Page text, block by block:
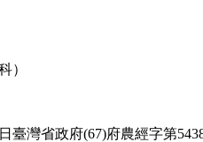
）
臺灣省政府(67)府農經字第